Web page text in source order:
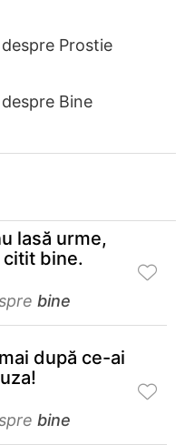
Prostie
Bine
lasă urme,
citit bine.
bine
după ce-ai
bine